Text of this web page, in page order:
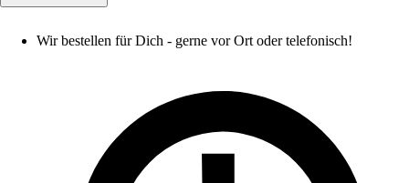
Wir bestellen für Dich - gerne vor Ort oder telefonisch!